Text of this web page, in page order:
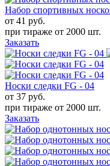
Набор спортивных
от 41 руб.
при тираже от 2000 шт.
Заказать
Носки следки FG - 04
от 37 руб.
при тираже от 2000 шт.
Заказать